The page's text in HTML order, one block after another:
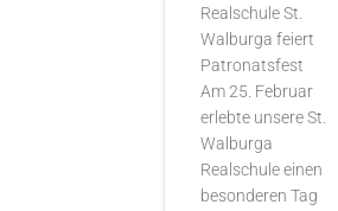
Realschule St.
Walburga feiert
Patronatsfest
Am 25. Februar
erlebte unsere St.
Walburga
Realschule einen
besonderen Tag